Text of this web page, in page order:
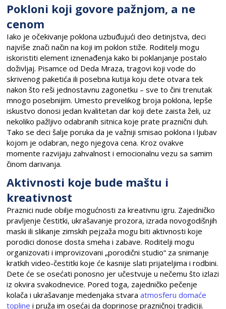
Pokloni koji govore pažnjom, a ne
cenom
Iako je očekivanje poklona uzbuđujući deo detinjstva, deci
najviše znači način na koji im poklon stiže. Roditelji mogu
iskoristiti element iznenađenja kako bi poklanjanje postalo
doživljaj. Pisamce od Deda Mraza, tragovi koji vode do
skrivenog paketića ili posebna kutija koju dete otvara tek
nakon što reši jednostavnu zagonetku – sve to čini trenutak
mnogo posebnijim. Umesto prevelikog broja poklona, lepše
iskustvo donosi jedan kvalitetan dar koji dete zaista želi, uz
nekoliko pažljivo odabranih sitnica koje prate praznični duh.
Tako se deci šalje poruka da je važniji smisao poklona i ljubav
kojom je odabran, nego njegova cena. Kroz ovakve
momente razvijaju zahvalnost i emocionalnu vezu sa samim
činom darivanja.
Aktivnosti koje bude maštu i
kreativnost
Praznici nude obilje mogućnosti za kreativnu igru. Zajedničko
pravljenje čestitki, ukrašavanje prozora, izrada novogodišnjih
maski ili slikanje zimskih pejzaža mogu biti aktivnosti koje
porodici donose dosta smeha i zabave. Roditelji mogu
organizovati i improvizovani „porodični studio“ za snimanje
kratkih video-čestitki koje će kasnije slati prijateljima i rodbini.
Dete će se osećati ponosno jer učestvuje u nečemu što izlazi
iz okvira svakodnevice. Pored toga, zajedničko pečenje
kolača i ukrašavanje medenjaka stvaraatmosferu domaće
topline i pruža im osećaj da doprinose prazničnoj tradiciji.